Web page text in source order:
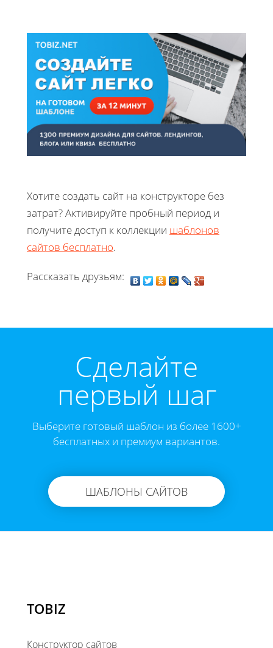
Хотите создать сайт на конструкторе без
затрат? Активируйте пробный период и
получите доступ к коллекции шаблонов
сайтов бесплатно.
Рассказать друзьям:
Cделайте
первый шаг
Выберите готовый шаблон из более 1600+
бесплатных и премиум вариантов.
ШАБЛОНЫ САЙТОВ
TOBIZ
Конструктор сайтов